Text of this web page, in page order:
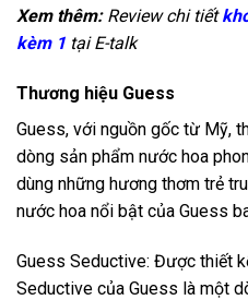
Xem thêm:Review chi tiết
kèm 1 tại E-talk
Thương hiệu Guess
Guess, với nguồn gốc từ Mỹ,
dòng sản phẩm nước hoa
dùng những hương thơm trẻ
nước hoa nổi bật của Guess
Guess Seductive: Được thiết
Seductive của Guess là một